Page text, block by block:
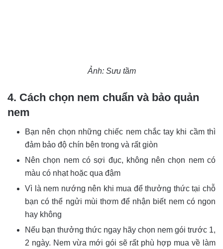
Ảnh: Sưu tầm
4. Cách chọn nem chuẩn và bảo quản
nem
Bạn nên chọn những chiếc nem chắc tay khi cầm thì
đảm bảo độ chín bên trong và rất giòn
Nên chọn nem có sợi đục, không nên chọn nem có
màu có nhạt hoặc qua đậm
Vì là nem nướng nên khi mua để thưởng thức tại chỗ
bạn có thể ngửi mùi thơm để nhận biết nem có ngon
hay không
Nếu bạn thưởng thức ngay hãy chọn nem gói trước 1,
2 ngày. Nem vừa mới gói sẽ rất phù hợp mua về làm